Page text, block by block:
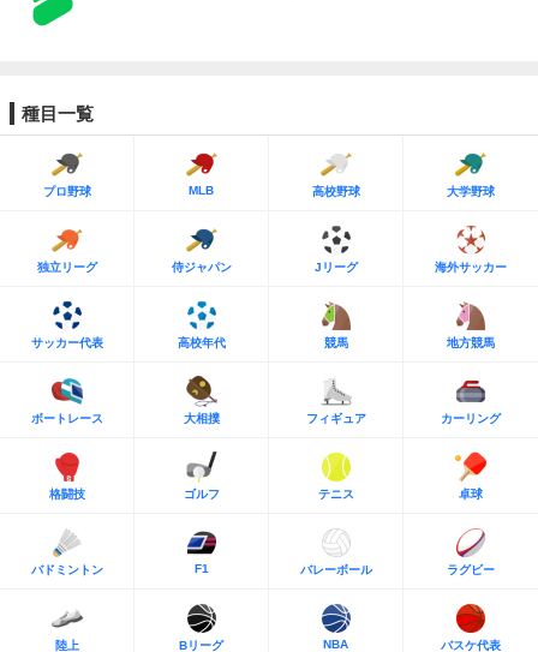
種目一覧
プロ野球 MLB 高校野球 大学野球
独立リーグ 侍ジャパン Jリーグ 海外サッカー
サッカー代表 高校年代 競馬 地方競馬
ボートレース 大相撲 フィギュア カーリング
格闘技 ゴルフ テニス 卓球
バドミントン F1 バレーボール ラグビー
陸上 Bリーグ NBA バスケ代表